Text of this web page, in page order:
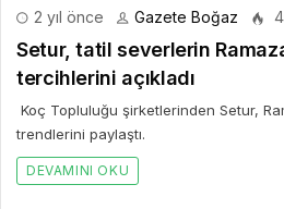
2 yıl önce Gazete Boğaz
Setur, tatil severlerin
tercihlerini açıkladı
Koç Topluluğu şirketlerinden Setur,
trendlerini paylaştı.
DEVAMINI OKU